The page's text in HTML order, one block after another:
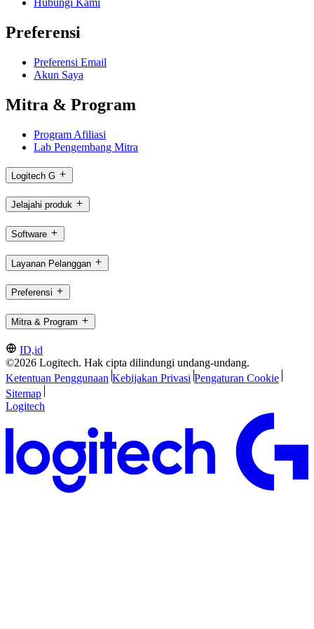
Hubungi Kami
Preferensi
Preferensi Email
Akun Saya
Mitra & Program
Program Afiliasi
Lab Pengembang Mitra
Logitech G
Jelajahi produk
Software
Layanan Pelanggan
Preferensi
Mitra & Program
ID,id
©2026 Logitech. Hak cipta dilindungi undang-undang.
Ketentuan Penggunaan Kebijakan Privasi Pengaturan Cookie
Sitemap
Logitech